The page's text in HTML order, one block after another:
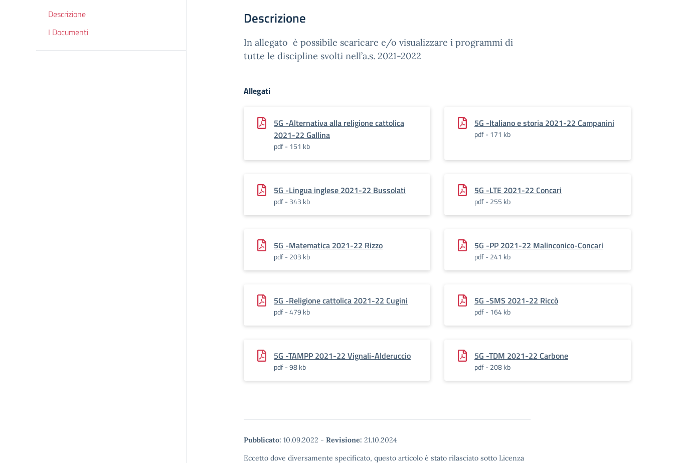
Descrizione
I Documenti
Descrizione
In allegato è possibile scaricare e/o visualizzare i programmi di
tutte le discipline svolti nell’a.s. 2021-2022
Allegati
5G -Alternativa alla religione cattolica
2021-22 Gallina
pdf - 151 kb
5G -Italiano e storia 2021-22 Campanini
pdf - 171 kb
5G -Lingua inglese 2021-22 Bussolati
pdf - 343 kb
5G -LTE 2021-22 Concari
pdf - 255 kb
5G -Matematica 2021-22 Rizzo
pdf - 203 kb
5G -PP 2021-22 Malinconico-Concari
pdf - 241 kb
5G -Religione cattolica 2021-22 Cugini
pdf - 479 kb
5G -SMS 2021-22 Riccò
pdf - 164 kb
5G -TAMPP 2021-22 Vignali-Alderuccio
pdf - 98 kb
5G -TDM 2021-22 Carbone
pdf - 208 kb
Pubblicato: 10.09.2022 - Revisione: 21.10.2024
Eccetto dove diversamente specificato, questo articolo è stato rilasciato sotto Licenza